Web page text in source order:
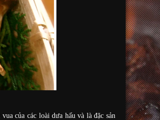
của các loài dưa hấu và là đặc sản